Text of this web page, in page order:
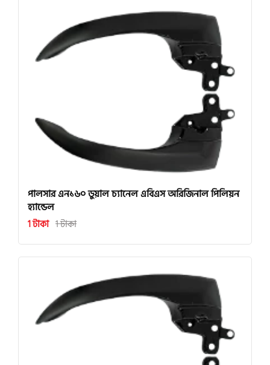
পালসার এন১৬০ ডুয়াল চ্যানেল এবিএস অরিজিনাল পিলিয়ন
হ্যান্ডেল
1 টাকা 1 টাকা